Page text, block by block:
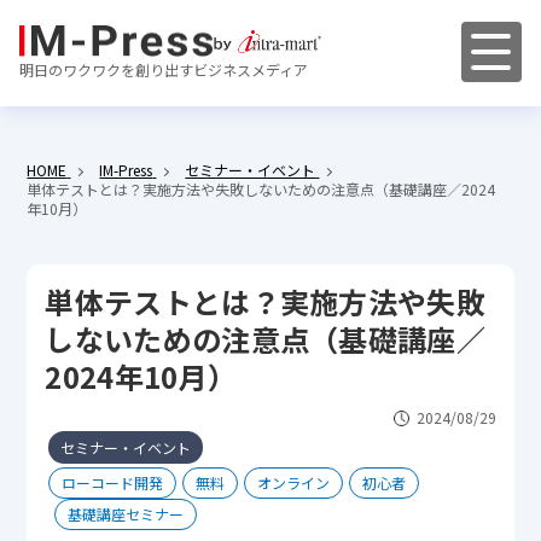
明日のワクワクを創り出すビジネスメディア
HOME IM-Press
セミナー・イベント
単体テストとは？実施方法や失敗しないための注意点（基礎講座／2024
年10月）
単体テストとは？実施方法や失敗
しないための注意点（基礎講座／
2024年10月）
2024/08/29
セミナー・イベント
ローコード開発
無料 オンライン
初心者
基礎講座セミナー